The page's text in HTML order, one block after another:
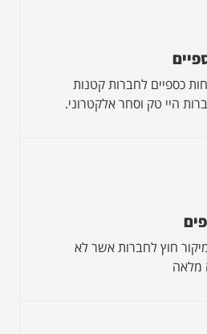
כספיים לחברות קטנות
היי טק וסחר אלקטרוני.
חוץ לחברות אשר לא
מלאה